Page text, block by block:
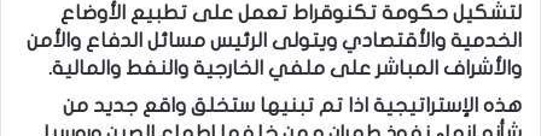
لتشكيل حكومة تكنوقراط تعمل على تطبيع الأوضاع
الخدمية والأقتصادي ويتولى الرئيس مسائل الدفاع والأمن
والأشراف المباشر على ملفي الخارجية والنفط والمالية.
هذه الإستراتيجية اذا تم تبنيها ستخلق واقع جديد من